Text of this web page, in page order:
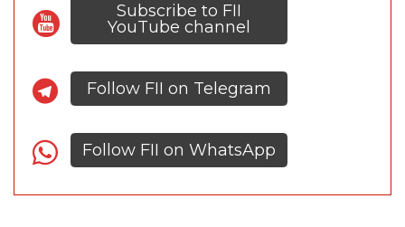
Subscribe to FII
YouTube channel
Follow FII on Telegram
Follow FII on WhatsApp